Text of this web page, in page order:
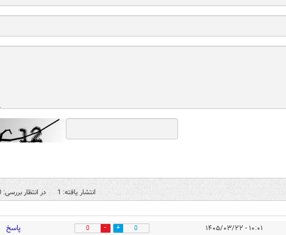
انتشار یافته: 1 در انتظار بررسی: 0
۱۰:۰۱ - ۱۴۰۵/۰۳/۲۲ 0
0 پاسخ